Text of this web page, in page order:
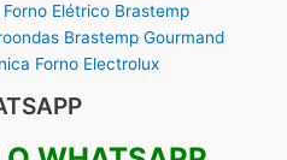
Elétrico Brastemp
Brastemp Gourmand
Forno Electrolux